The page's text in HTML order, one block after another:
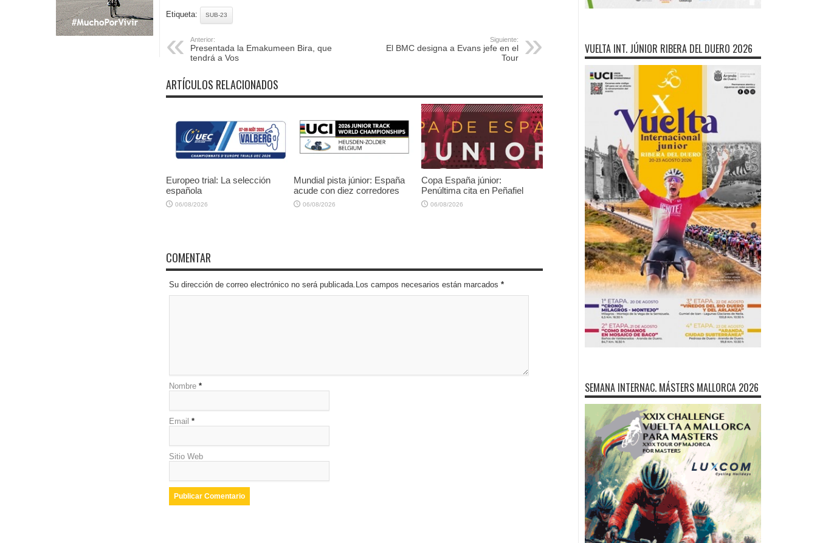
Etiqueta: SUB-23
Anterior:
Presentada la Emakumeen Bira, que
tendrá a Vos
Siguiente:
El BMC designa a Evans jefe en el
Tour
ARTÍCULOS RELACIONADOS
Europeo trial: La selección
española
06/08/2026
Mundial pista júnior: España
acude con diez corredores
06/08/2026
Copa España júnior:
Penúltima cita en Peñafiel
06/08/2026
COMENTAR
Su dirección de correo electrónico no será publicada.Los campos necesarios están marcados *
Nombre *
Email *
Sitio Web
VUELTA INT. JÚNIOR RIBERA DEL DUERO 2026
SEMANA INTERNAC. MÁSTERS MALLORCA 2026